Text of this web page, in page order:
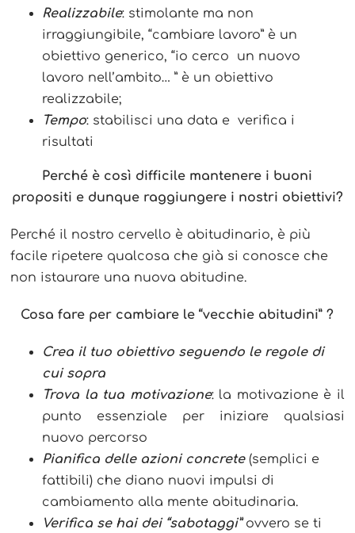
Realizzabile: stimolante ma non
irraggiungibile, “cambiare lavoro” è un
obiettivo generico, “io cerco un nuovo
lavoro nell’ambito… ” è un obiettivo
realizzabile;
Tempo: stabilisci una data e verifica i
risultati
Perché è così difficile mantenere i buoni
propositi e dunque raggiungere i nostri obiettivi?
Perché il nostro cervello è abitudinario, è più
facile ripetere qualcosa che già si conosce che
non istaurare una nuova abitudine.
Cosa fare per cambiare le “vecchie abitudini” ?
Crea il tuo obiettivo seguendo le regole di
cui sopra
Trova la tua motivazione: la motivazione è il
punto essenziale per iniziare qualsiasi
nuovo percorso
Pianifica delle azioni concrete (semplici e
fattibili) che diano nuovi impulsi di
cambiamento alla mente abitudinaria.
Verifica se hai dei “sabotaggi”ovvero se ti